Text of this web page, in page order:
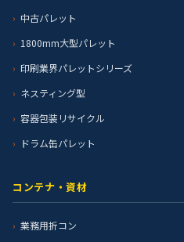
中古パレット
1800mm大型パレット
印刷業界パレットシリーズ
ネスティング型
容器包装リサイクル
ドラム缶パレット
コンテナ・資材
業務用折コン